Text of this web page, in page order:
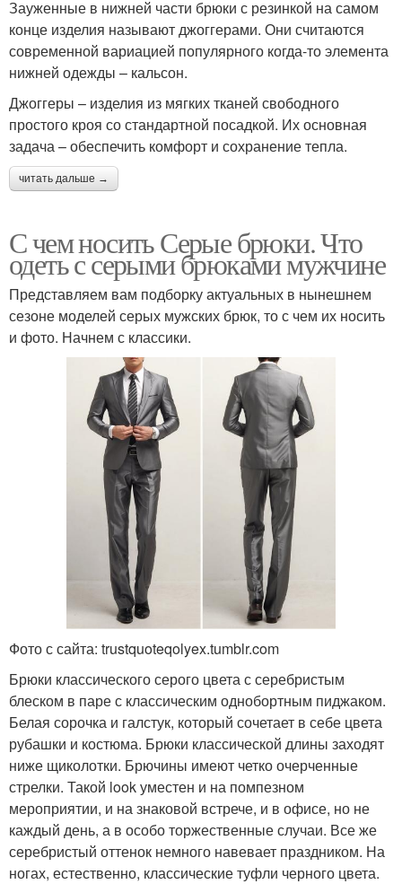
Зауженные в нижней части брюки с резинкой на самом
конце изделия называют джоггерами. Они считаются
современной вариацией популярного когда-то элемента
нижней одежды – кальсон.
Джоггеры – изделия из мягких тканей свободного
простого кроя со стандартной посадкой. Их основная
задача – обеспечить комфорт и сохранение тепла.
читать дальше →
С чем носить Серые брюки. Что
одеть с серыми брюками мужчине
Представляем вам подборку актуальных в нынешнем
сезоне моделей серых мужских брюк, то с чем их носить
и фото. Начнем с классики.
Фото с сайта: trustquoteqolyex.tumblr.com
Брюки классического серого цвета с серебристым
блеском в паре с классическим однобортным пиджаком.
Белая сорочка и галстук, который сочетает в себе цвета
рубашки и костюма. Брюки классической длины заходят
ниже щиколотки. Брючины имеют четко очерченные
стрелки. Такой look уместен и на помпезном
мероприятии, и на знаковой встрече, и в офисе, но не
каждый день, а в особо торжественные случаи. Все же
серебристый оттенок немного навевает праздником. На
ногах, естественно, классические туфли черного цвета.